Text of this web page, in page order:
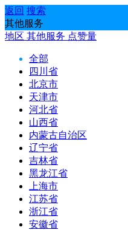
返回 搜索
其他服务
地区 其他服务 点赞量
全部
四川省
北京市
天津市
河北省
山西省
内蒙古自治区
辽宁省
吉林省
黑龙江省
上海市
江苏省
浙江省
安徽省